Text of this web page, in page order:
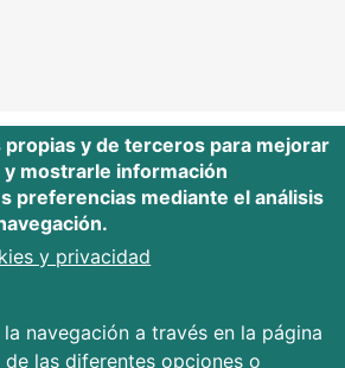
de Cantabria
Torre C, planta –1
s/n - 39005
- 942 201 291
propias y de terceros para mejorar
mostrarle información
preferencias mediante el análisis
y privacidad
navegación a través en la página
las diferentes opciones o